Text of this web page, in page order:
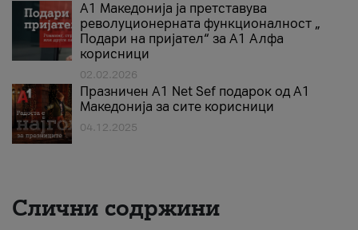
А1 Македонија ја претставува
револуционерната функционалност „
Подари на пријател“ за А1 Алфа
корисници
02.02.2026
Празничен A1 Net Sеf подарок од А1
Македонија за сите корисници
04.12.2025
Слични содржини